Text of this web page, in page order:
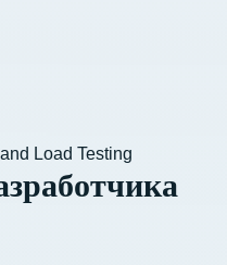
Load Testing